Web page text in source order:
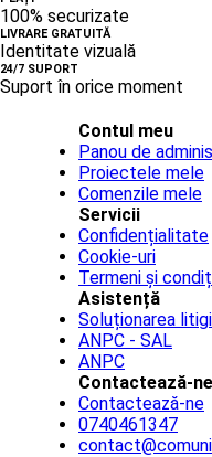
100% securizate
LIVRARE GRATUITĂ
Identitate vizuală
24/7 SUPORT
Suport în orice moment
Contul meu
Panou de
Proiectele mele
Comenzile mele
Servicii
Confidențialitate
Cookie-uri
Termeni și
Asistență
Soluționarea
ANPC - SAL
ANPC
Contactează-ne
Contactează-ne
0740461347